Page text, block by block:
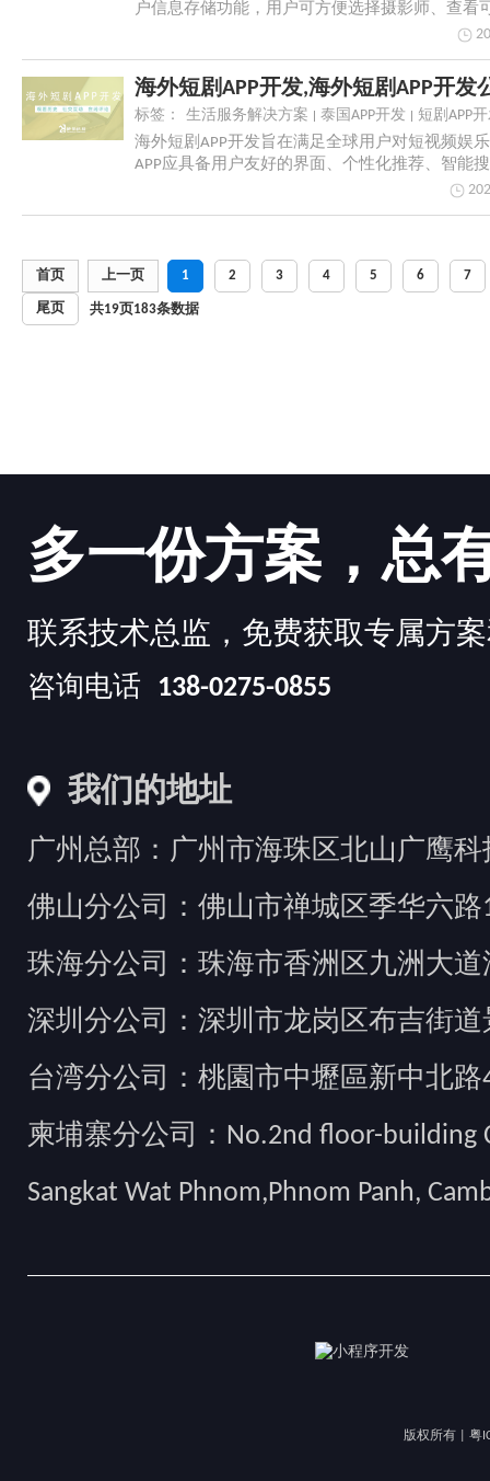
户信息存储功能，用户可方便选择摄影师、查看
海外短剧APP开发,海外短剧APP开发
标签： 生活服务解决方案 泰国APP开发
短剧APP
海外短剧APP开发旨在满足全球用户对短视频娱
APP应具备用户友好的界面、个性化推荐、智能
首页 上一页 1 2 3 4 5 6 7
尾页 共19页183条数据
多一份方案，总
联系技术总监，免费获取专属方
咨询电话 138-0275-0855
我们的地址
广州总部：广州市海珠区北山广鹰科
佛山分公司：佛山市禅城区季华六路
珠海分公司：珠海市香洲区九洲大道
深圳分公司：深圳市龙岗区布吉街
台湾分公司：桃園市中壢區新中北路
柬埔寨分公司：No.2nd floor-building
Sangkat Wat Phnom,Phnom Panh,
版权所有 | 粤